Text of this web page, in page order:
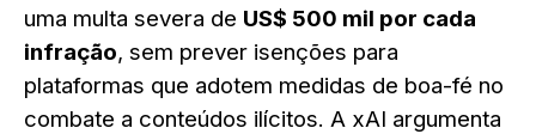
uma multa severa de US$ 500 mil por cada
infração, sem prever isenções para
plataformas que adotem medidas de boa-fé no
combate a conteúdos ilícitos. A xAI argumenta